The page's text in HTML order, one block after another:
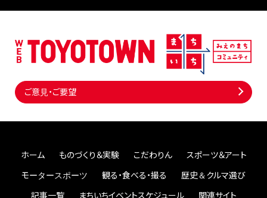
ご意見・ご要望
ホーム ものづくり＆実験 こだわりん
スポーツ＆アート
モータースポーツ
観る・食べる・撮る
歴史＆クルマ選び
記事一覧
まちいちイベントスケジュール 関連サイト